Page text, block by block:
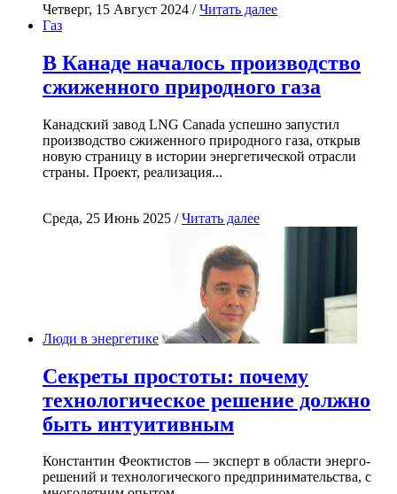
Четверг, 15 Август 2024 /Читать далее
Газ
В Канаде началось производство
сжиженного природного газа
Канадский завод LNG Canada успешно запустил
производство сжиженного природного газа, открыв
новую страницу в истории энергетической отрасли
страны. Проект, реализация...
Среда, 25 Июнь 2025 /Читать далее
Люди в энергетике
Секреты простоты: почему
технологическое решение должно
быть интуитивным
Константин Феоктистов — эксперт в области энерго-
решений и технологического предпринимательства, с